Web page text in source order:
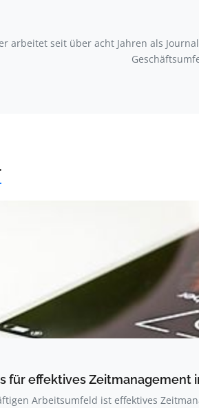
arbeitet seit über acht Jahren als
für effektives Zeitmanagement
Arbeitsumfeld ist effektives